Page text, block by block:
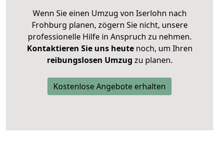
Wenn Sie einen Umzug von Iserlohn nach
Frohburg planen, zögern Sie nicht, unsere
professionelle Hilfe in Anspruch zu nehmen.
Kontaktieren Sie uns heutenoch, um Ihren
reibungslosen Umzug zu planen.
Kostenlose Angebote erhalten